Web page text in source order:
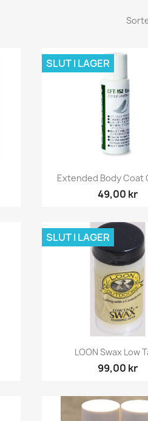
Snabbvy
Extended Body Coat
49,00 kr
SLUT I LAGER
Snabbvy
LOON Swax Low
99,00 kr
SLUT I LAGER